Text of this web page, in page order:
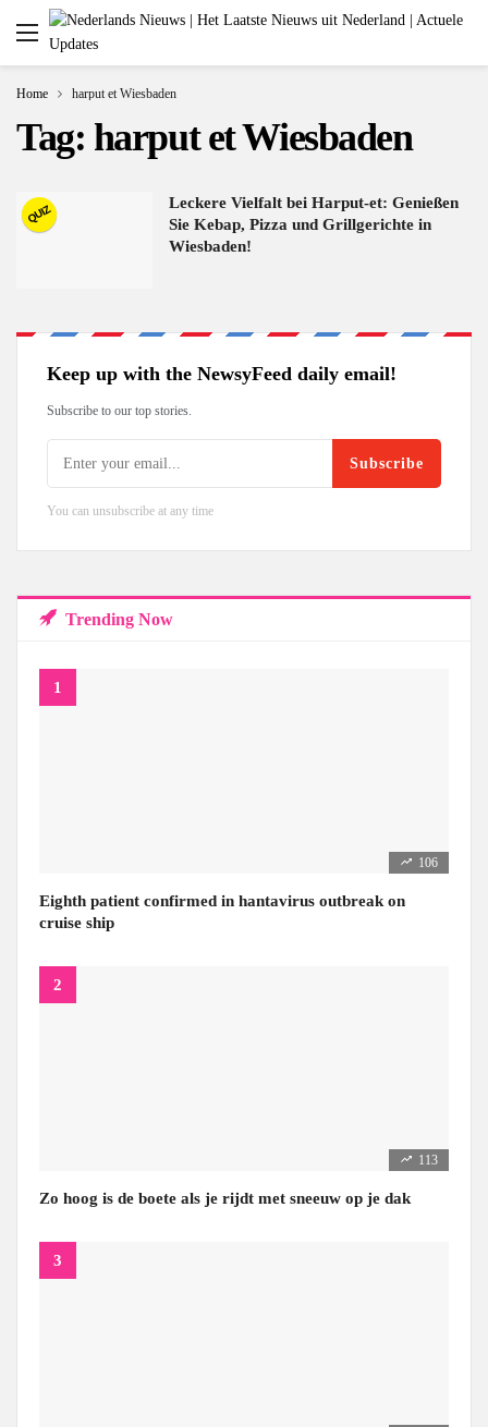
Home harput et Wiesbaden
Tag: harput et Wiesbaden
QUIZ
Leckere Vielfalt bei Harput-et: Genießen
Sie Kebap, Pizza und Grillgerichte in
Wiesbaden!
Keep up with the NewsyFeed daily email!
Subscribe to our top stories.
Subscribe
You can unsubscribe at any time
Trending Now
106
Eighth patient confirmed in hantavirus outbreak on
cruise ship
113
Zo hoog is de boete als je rijdt met sneeuw op je dak